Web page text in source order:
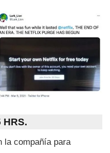
HRS.
la compañía para